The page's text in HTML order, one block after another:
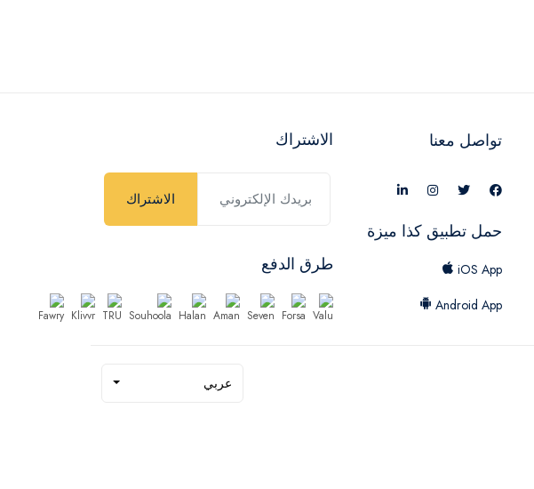
تواصل معنا
حمل تطبيق كذا ميزة
iOS App
Android App
الاشتراك
الاشتراك
طرق الدفع
عربي